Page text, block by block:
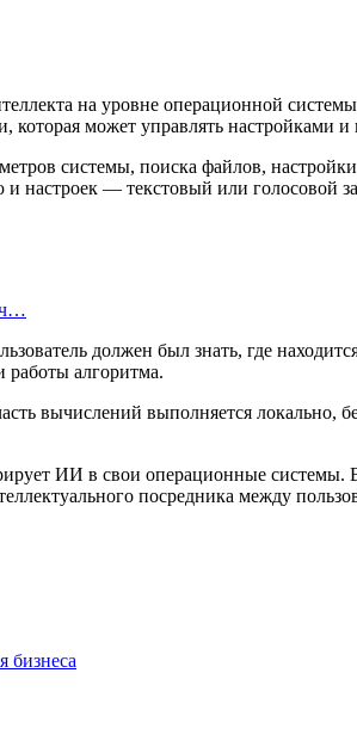
на уровне операционной
может управлять настройками
системы, поиска файлов,
настроек — текстовый или голосовой
должен был знать, где
работы алгоритма.
вычислений выполняется локально,
ИИ в свои операционные
посредника между
бизнеса